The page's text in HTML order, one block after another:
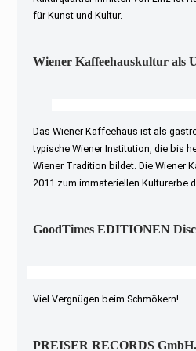
für Kunst und Kultur.
Wiener Kaffeehauskultur als
Das Wiener Kaffeehaus ist als
typische Wiener Institution, die bis
Wiener Tradition bildet. Die Wiener
2011 zum immateriellen Kulturerbe
GoodTimes EDITIONEN
Viel Vergnügen beim Schmökern!
PREISER RECORDS